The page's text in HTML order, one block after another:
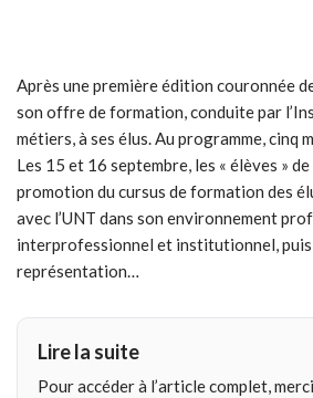
Après une première édition couronnée
son offre de formation, conduite par
métiers, à ses élus. Au programme, cinq
Les 15 et 16 septembre, les « élèves »
promotion du cursus de formation des
avec l’UNT dans son environnement
interprofessionnel et institutionnel,
représentation…
Lire la suite
Pour accéder à l’article complet,